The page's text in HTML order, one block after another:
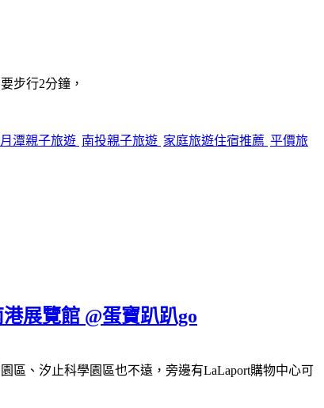
步行2分鐘，
月潭親子旅遊 南投親子旅遊 家庭旅遊住宿推薦 平價旅
展覽館 @蛋寶趴趴go
區、汐止科學園區也不遠，旁邊有LaLaport購物中心可